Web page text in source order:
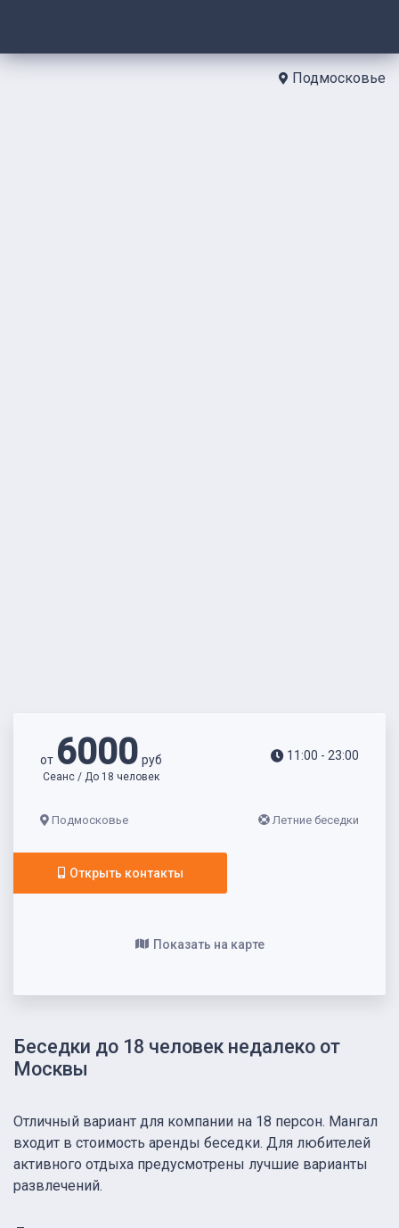
Подмосковье
Беседки до 18 человек недалеко от
Москвы
от 6000руб
Сеанс / До 18 человек
11:00 - 23:00
Подмосковье Летние беседки
Открыть контакты
Показать на карте
Отличный вариант для компании на 18 персон. Мангал
входит в стоимость аренды беседки. Для любителей
активного отдыха предусмотрены лучшие варианты
развлечений.